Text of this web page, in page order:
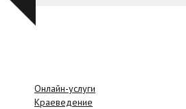
Онлайн-услуги
Краеведение